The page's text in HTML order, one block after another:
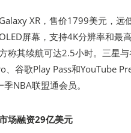
XR，售价1799美元，远
屏幕，支持4K分辨率和最
称其续航可达2.5小时。三星
、谷歌Play Pass和YouTube
NBA联盟通会员。
场融资29亿美元